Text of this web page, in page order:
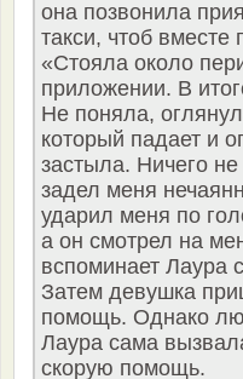
она позвонила
такси, чтоб вместе
«Стояла около
приложении. В
Не поняла,
который падает и
застыла. Ничего
задел меня
ударил меня по
а он смотрел на
вспоминает Лаура
Затем девушка
помощь. Однако
Лаура сама
скорую помощь.